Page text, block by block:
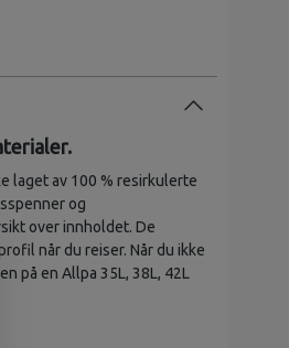
laget av 100 % resirkulerte
og
over innholdet. De
når du reiser. Når du ikke
på en Allpa 35L, 38L, 42L